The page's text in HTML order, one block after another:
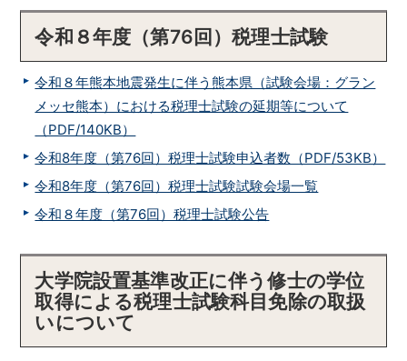
令和８年度（第76回）税理士試験
令和８年熊本地震発生に伴う熊本県（試験会場：グラン
メッセ熊本）における税理士試験の延期等について
（PDF/140KB）
令和8年度（第76回）税理士試験申込者数（PDF/53KB）
令和8年度（第76回）税理士試験試験会場一覧
令和８年度（第76回）税理士試験公告
大学院設置基準改正に伴う修士の学位
取得による税理士試験科目免除の取扱
いについて